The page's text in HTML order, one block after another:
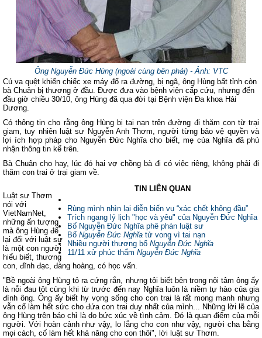
Ông Nguyễn Đức Hùng (ngoài cùng bên phải) - Ảnh: VTC
Cú va quệt khiến chiếc xe máy đổ ra đường, bị ngã, ông Hùng bất tỉnh còn
bà Chuân bị thương ở đầu. Được đưa vào bệnh viện cấp cứu, nhưng đến
đầu giờ chiều 30/10, ông Hùng đã qua đời tại Bệnh viện Đa khoa Hải
Dương.
Có thông tin cho rằng ông Hùng bị tai nạn trên đường đi thăm con từ trại
giam, tuy nhiên luật sư Nguyễn Anh Thơm, người từng bảo vệ quyền và
lợi ích hợp pháp cho Nguyễn Đức Nghĩa cho biết, mẹ của Nghĩa đã phủ
nhận thông tin kể trên.
Bà Chuân cho hay, lúc đó hai vợ chồng bà đi có việc riêng, không phải đi
thăm con trai ở trại giam về.
TIN LIÊN QUAN
Rùng mình nhìn lại diễn biến vụ “xác chết không đầu”
Trích ngang lý lịch "học và yêu" của Nguyễn Đức Nghĩa
Bố Nguyễn Đức Nghĩa phê phán luật sư
Bố Nguyễn Đức Nghĩa tử vong vì tai nạn
Nhiều người thương bố Nguyễn Đức Nghĩa
11/11 xử phúc thẩm Nguyễn Đức Nghĩa
Luật sư Thơm
nói với
VietNamNet,
những ấn tượng
mà ông Hùng để
lại đối với luật sư
là một con người
hiểu biết, thương
con, đĩnh đạc, đàng hoàng, có học vấn.
"Bề ngoài ông Hùng tỏ ra cứng rắn, nhưng tôi biết bên trong nội tâm ông ấy
là nỗi đau tột cùng khi từ trước đến nay Nghĩa luôn là niềm tự hào của gia
đình ông. Ông ấy biết hy vọng sống cho con trai là rất mong manh nhưng
vẫn cố làm hết sức cho đứa con trai duy nhất của mình... Những lời lẽ của
ông Hùng trên báo chỉ là do bức xúc về tình cảm. Đó là quan điểm của mỗi
người. Với hoàn cảnh như vậy, lo lắng cho con như vậy, người cha bằng
mọi cách, cố làm hết khả năng cho con thôi", lời luật sư Thơm.